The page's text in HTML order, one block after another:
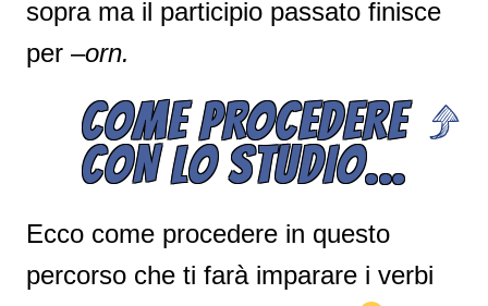
sopra ma il participio passato finisce
per –orn.
COME PROCEDERE
CON LO STUDIO…
Ecco come procedere in questo
percorso che ti farà imparare i verbi